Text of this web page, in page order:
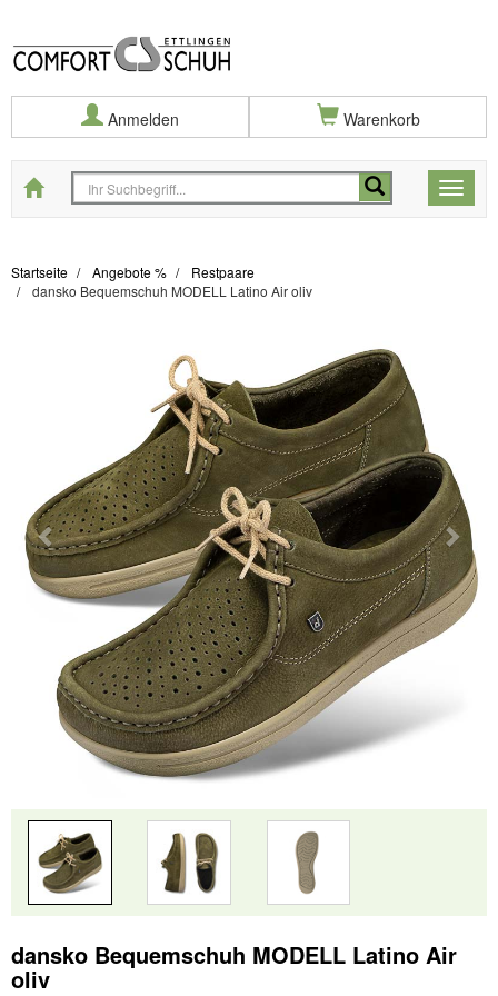
Anmelden Warenkorb
Toggle
Startseite
Startseite Angebote %
Restpaare
dansko Bequemschuh MODELL Latino Air oliv
dansko Bequemschuh MODELL Latino Air
oliv